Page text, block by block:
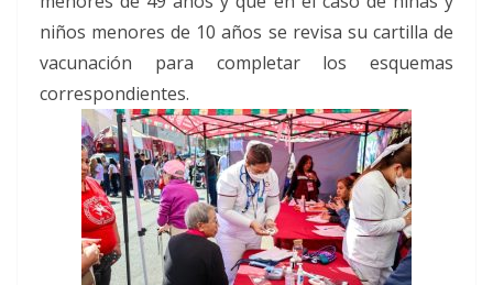
niños menores de 10 años se revisa su cartilla de
vacunación para completar los esquemas
correspondientes.